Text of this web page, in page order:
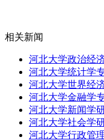
相关新闻
河北大学政治经
河北大学统计学
河北大学世界经
河北大学金融学
河北大学新闻学
河北大学社会学
河北大学行政管